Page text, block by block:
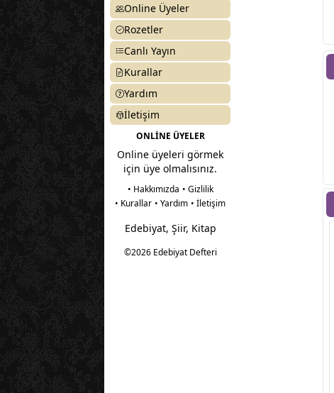
Online Üyeler
Rozetler
Canlı Yayın
Kurallar
Yardım
İletişim
ONLİNE ÜYELER
Online üyeleri görmek
için üye olmalısınız.
• Hakkımızda • Gizlilik
• Kurallar • Yardım • İletişim
Edebiyat, Şiir, Kitap
©2026 Edebiyat Defteri